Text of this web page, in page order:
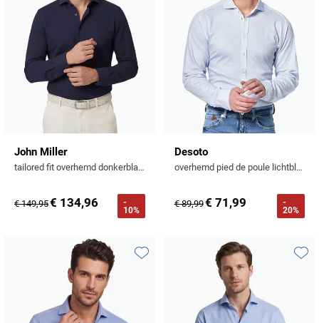
John Miller
tailored fit overhemd donkerblauw
€ 149,95€ 134,96
-
10%
Desoto
overhemd pied de poule lichtblauw
€ 89,99€ 71,99
-
20%
Toevoegen aan favorieten